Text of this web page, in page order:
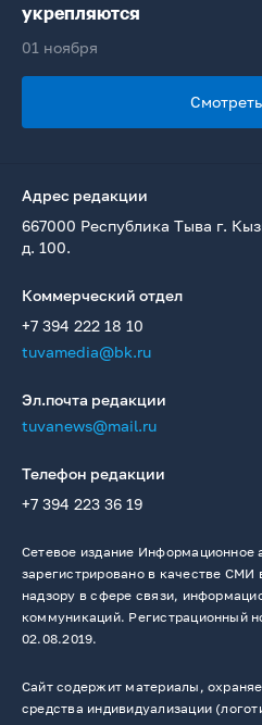
укрепляются
01 ноября
Адрес редакции
667000 Республика Тыва г.
д. 100.
Коммерческий отдел
+7 394 222 18 10
tuvamedia@bk.ru
Эл.почта редакции
tuvanews@mail.ru
Телефон редакции
+7 394 223 36 19
Сетевое издание Информационное
зарегистрировано в качестве
надзору в сфере связи,
коммуникаций. Регистрационный
02.08.2019.
Сайт содержит материалы,
средства индивидуализации